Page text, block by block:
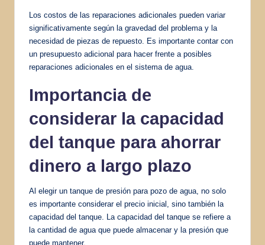
Los costos de las reparaciones adicionales pueden variar
significativamente según la gravedad del problema y la
necesidad de piezas de repuesto. Es importante contar con
un presupuesto adicional para hacer frente a posibles
reparaciones adicionales en el sistema de agua.
Importancia de
considerar la capacidad
del tanque para ahorrar
dinero a largo plazo
Al elegir un tanque de presión para pozo de agua, no solo
es importante considerar el precio inicial, sino también la
capacidad del tanque. La capacidad del tanque se refiere a
la cantidad de agua que puede almacenar y la presión que
puede mantener.